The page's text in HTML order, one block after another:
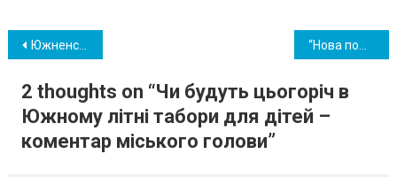
Навігація
записів
Южненська ОТГ в період воєнного стану отримала грантів на понад 30 млн гривень “Нова пошта” планує впровадити “коробкомати”
2 thoughts on “Чи будуть цьогоріч в
Южному літні табори для дітей –
коментар міського голови”